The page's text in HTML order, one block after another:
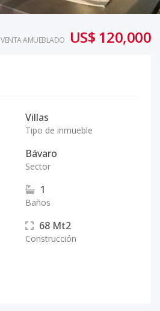
VENTA AMUEBLADO US$ 120,000
Villas
Tipo de inmueble
Bávaro
Sector
1
Baños
68 Mt2
Construcción